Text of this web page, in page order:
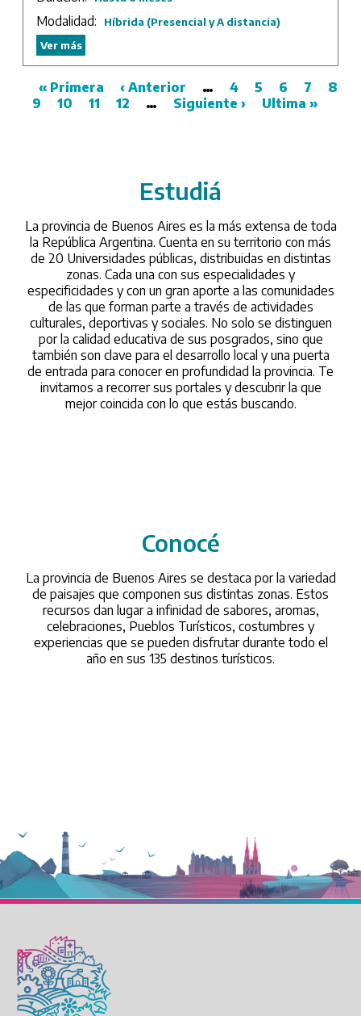
de comunicación, las redes sociales, la conversación y la
escucha al ciudadano.
Duración: 5 meses.
Modalidad:
Híbrida (Presencial y A distancia)
Ver más
Pagination
First
page
« Primera
Previous
page
‹ Anterior … Page
4 Page
5 Page
6 Page
7 Page
8
9
Page
10 Page
11 Page
12 …
Next
Siguiente ›
Last
Ultima »
Estudiá
/universidades
La provincia de Buenos Aires es la más extensa de toda
la República Argentina. Cuenta en su territorio con más
de 20 Universidades públicas, distribuidas en distintas
zonas. Cada una con sus especialidades y
especificidades y con un gran aporte a las comunidades
de las que forman parte a través de actividades
culturales, deportivas y sociales. No solo se distinguen
por la calidad educativa de sus posgrados, sino que
también son clave para el desarrollo local y una puerta
de entrada para conocer en profundidad la provincia. Te
invitamos a recorrer sus portales y descubrir la que
mejor coincida con lo que estás buscando.
Conocé
/conoce
La provincia de Buenos Aires se destaca por la variedad
de paisajes que componen sus distintas zonas. Estos
recursos dan lugar a infinidad de sabores, aromas,
celebraciones, Pueblos Turísticos, costumbres y
experiencias que se pueden disfrutar durante todo el
año en sus 135 destinos turísticos.